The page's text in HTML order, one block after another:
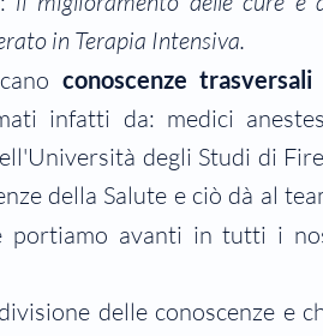
in Terapia Intensiva.
conoscenze trasversali
infatti da: medici
degli Studi di
della Salute e ciò dà al
avanti in tutti i
delle conoscenze e